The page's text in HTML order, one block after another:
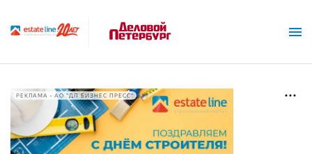
РЕКЛАМА • АО "ДП БИЗНЕС ПРЕСС"